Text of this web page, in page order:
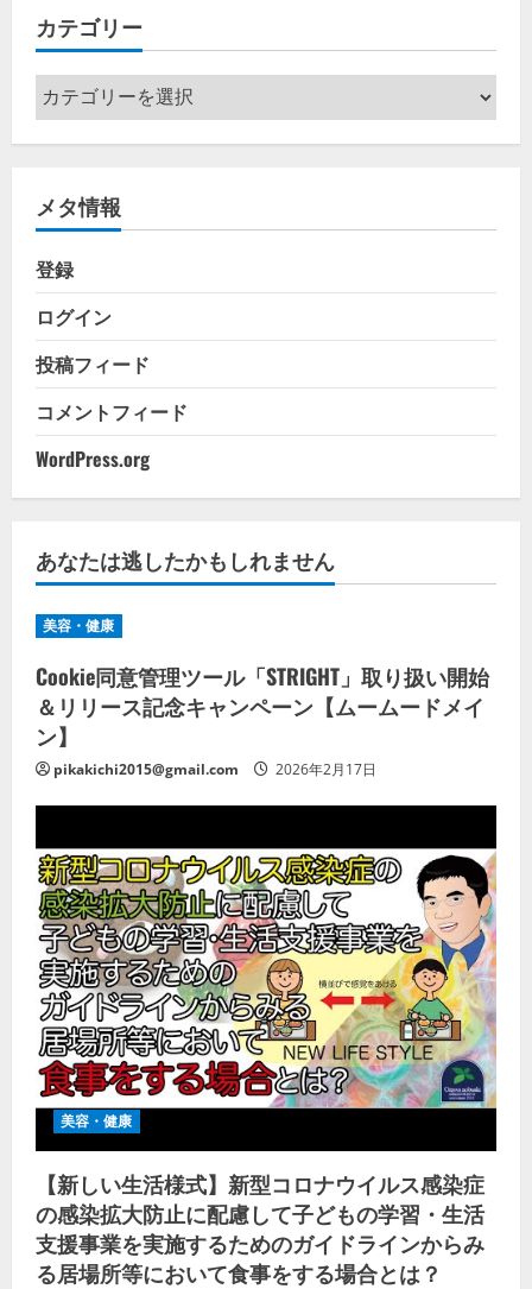
ブ
カテゴリー
カ
テ
ゴ
ー
メタ情報
登録
ログイン
投稿フィード
コメントフィード
WordPress.org
あなたは逃したかもしれません
美容・健康
Cookie同意管理ツール「STRIGHT」取り扱い開始
＆リリース記念キャンペーン【ムームードメイ
ン】
pikakichi2015@gmail.com 2026年2月17日
美容・健康
【新しい生活様式】新型コロナウイルス感染症
の感染拡大防止に配慮して子どもの学習・生活
支援事業を実施するためのガイドラインからみ
る居場所等において食事をする場合とは？